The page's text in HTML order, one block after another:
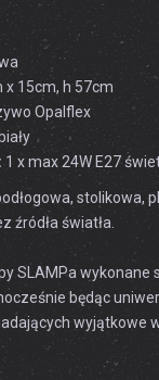
x 15cm, h 57cm
Opalflex
biały
1 x max 24W E27
stolikowa,
źródła światła.
SLAMPa
będąc
wyjątkowe